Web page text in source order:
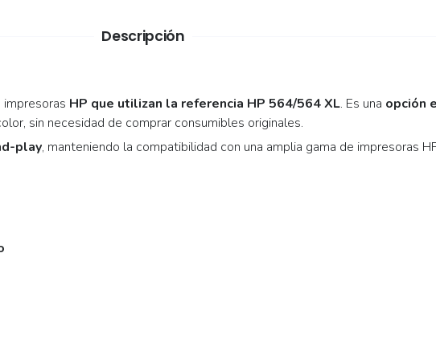
Descripción
HP que utilizan la referencia HP 564/564 XL. Es una opción
sin necesidad de comprar consumibles originales.
play, manteniendo la compatibilidad con una amplia gama de impresoras